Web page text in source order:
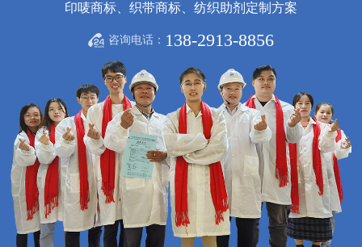
印唛商标、织带商标、纺织助剂定制方案
咨询电话： 138-2913-8856